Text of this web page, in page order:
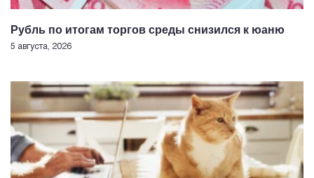
Рубль по итогам торгов среды снизился к юаню
5 августа, 2026